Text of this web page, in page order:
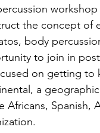
the concept of
body
to join in
on getting to
a
Africans, Spanish,